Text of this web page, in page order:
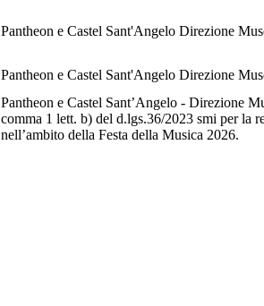
Pantheon e Castel Sant'Angelo Direzione
Pantheon e Castel Sant'Angelo Direzione
Pantheon e Castel Sant’Angelo - Direzione
comma 1 lett. b) del d.lgs.36/2023 smi per la
nell’ambito della Festa della Musica 2026.